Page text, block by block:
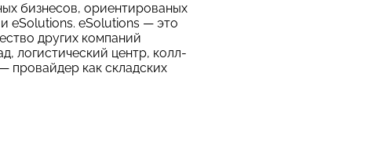
бизнесов, ориентированых
eSolutions. eSolutions — это
других компаний
логистический центр, колл-
провайдер как складских